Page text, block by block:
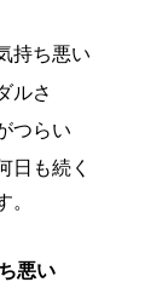
持ち悪い
ルさ
つらい
日も続く
。
悪い